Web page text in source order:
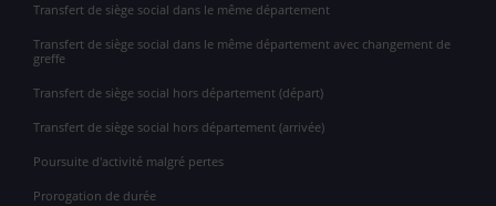
Transfert de siège social dans le même département
Transfert de siège social dans le même département avec changement de
greffe
Transfert de siège social hors département (départ)
Transfert de siège social hors département (arrivée)
Poursuite d'activité malgré pertes
Prorogation de durée